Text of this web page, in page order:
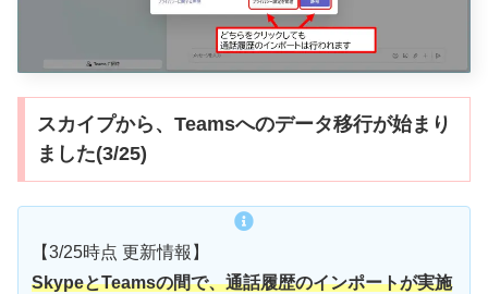
スカイプから、Teamsへのデータ移行が始まり
ました(3/25)
【3/25時点 更新情報】
SkypeとTeamsの間で、通話履歴のインポートが実施